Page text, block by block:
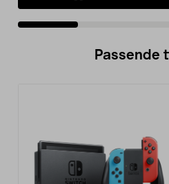
Passende